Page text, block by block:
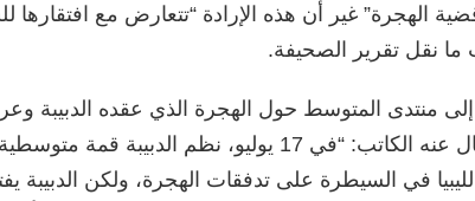
الهجرة” غير أن هذه الإرادة “تتعارض مع افتقارها
ما نقل تقرير الصحيفة.
إلى منتدى المتوسط حول الهجرة الذي عقده الدبيبة
الإيطالية، وقال عنه الكاتب: “في 17 يوليو، نظم
في السيطرة على تدفقات الهجرة، ولكن الدبيبة